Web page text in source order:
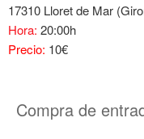
17310 Lloret de Mar
Hora: 20:00h
Precio: 10€
Compra de